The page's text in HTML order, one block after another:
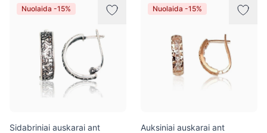
Nuolaida -15%
Sidabriniai auskarai ant
Nuolaida -15%
Auksiniai auskarai ant